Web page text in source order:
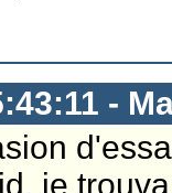
-
je